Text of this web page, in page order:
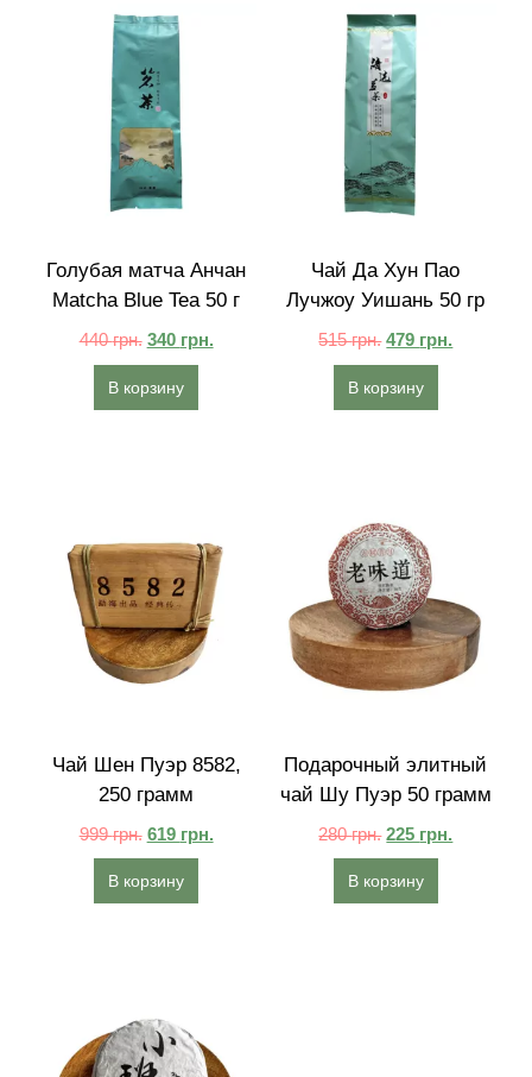
Голубая матча Анчан
Matcha Blue Tea 50 г
440грн. 340 грн.
В корзину
Чай Да Хун Пао
Лучжоу Уишань 50 гр
515грн. 479 грн.
В корзину
Чай Шен Пуэр 8582,
250 грамм
999грн. 619 грн.
В корзину
Подарочный элитный
чай Шу Пуэр 50 грамм
280грн. 225 грн.
В корзину